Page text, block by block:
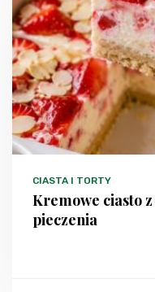
CIASTA I TORTY
Kremowe ciasto
pieczenia